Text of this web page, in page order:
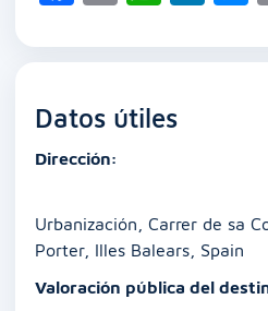
c
b
o
k
ai at
A
k
Datos útiles
Dirección:
Urbanización, Carrer de sa
Porter, Illes Balears, Spain
Valoración pública del